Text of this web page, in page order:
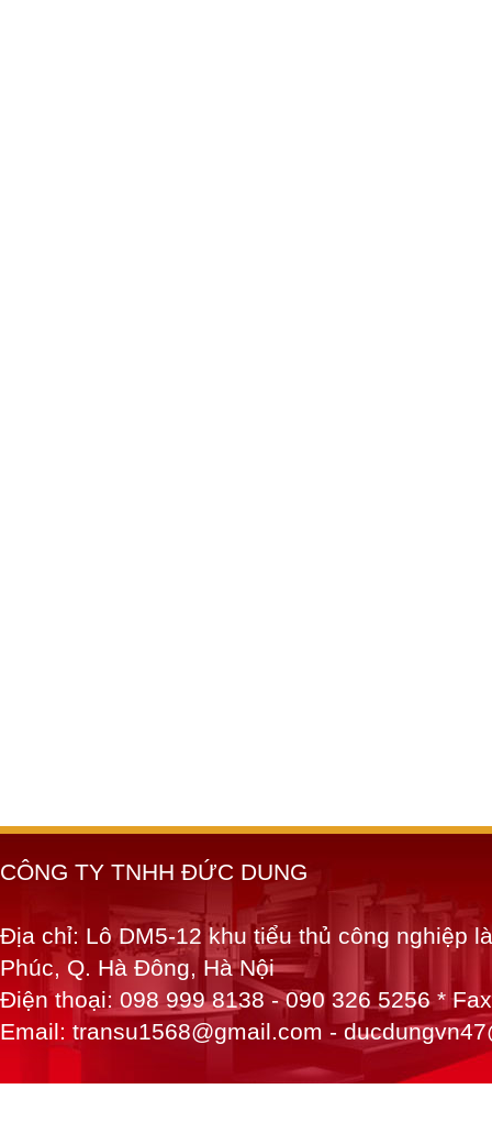
CÔNG TY TNHH ĐỨC DUNG
Địa chỉ: Lô DM5-12 khu tiểu thủ công nghiệp
Phúc, Q. Hà Đông, Hà Nội
Điện thoại: 098 999 8138 - 090 326 5256 *
Email: transu1568@gmail.com -